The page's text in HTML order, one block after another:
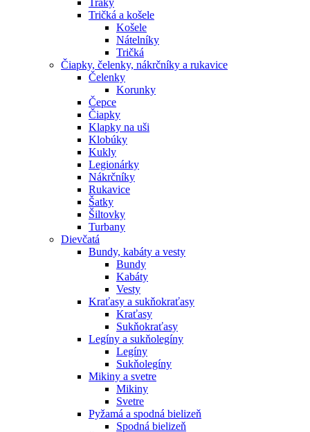
Traky
Tričká a košele
Košele
Nátelníky
Tričká
Čiapky, čelenky, nákrčníky a rukavice
Čelenky
Korunky
Čepce
Čiapky
Klapky na uši
Klobúky
Kukly
Legionárky
Nákrčníky
Rukavice
Šatky
Šiltovky
Turbany
Dievčatá
Bundy, kabáty a vesty
Bundy
Kabáty
Vesty
Kraťasy a sukňokraťasy
Kraťasy
Sukňokraťasy
Legíny a sukňolegíny
Legíny
Sukňolegíny
Mikiny a svetre
Mikiny
Svetre
Pyžamá a spodná bielizeň
Spodná bielizeň